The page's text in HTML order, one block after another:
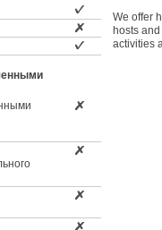
We offer
hosts
activities